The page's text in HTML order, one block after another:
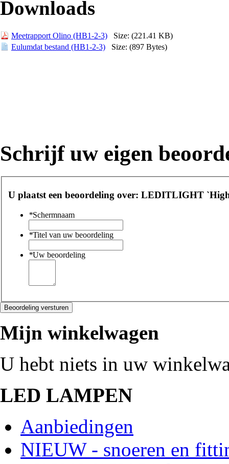
Downloads
Meetrapport Olino (HB1-2-3) Size: (221.41 KB)
Eulumdat bestand (HB1-2-3) Size: (897 Bytes)
Schrijf uw eigen
U plaatst een beoordeling over: LEDITLIGHT `High
*Schermnaam
*Titel van uw beoordeling
*Uw beoordeling
Beoordeling versturen
Mijn winkelwagen
U hebt niets in uw
LED LAMPEN
Aanbiedingen
NIEUW - snoeren en